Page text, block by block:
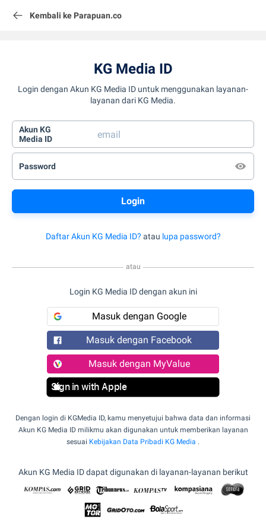
Kembali ke Parapuan.co
KG Media ID
Login dengan Akun KG Media ID untuk menggunakan layanan-
layanan dari KG Media.
Akun KG
Media ID
Password
Daftar Akun KG Media ID? atau lupa password?
atau
Login KG Media ID dengan akun ini
Masuk dengan Google
Masuk dengan Facebook
Masuk dengan MyValue
Sign in with Apple
Dengan login di KGMedia ID, kamu menyetujui bahwa data dan informasi
Akun KG Media ID milikmu akan digunakan untuk memberikan layanan
sesuai Kebijakan Data Pribadi KG Media .
Akun KG Media ID dapat digunakan di layanan-layanan berikut